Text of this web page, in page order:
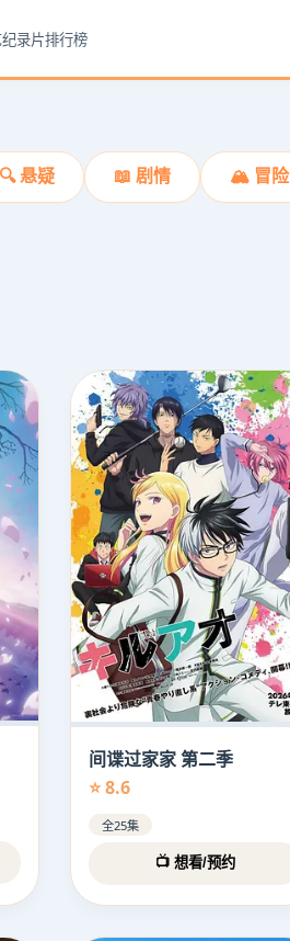
纪录片排行榜
🔍 悬疑 📖 剧情 🏔️ 冒险
间谍过家家 第二季
⭐ 8.6
全25集
📺 想看/预约